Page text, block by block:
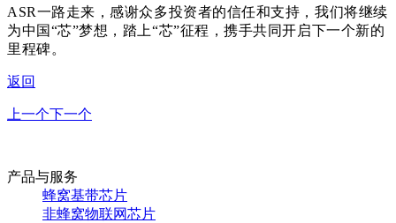
ASR一路走来，感谢众多投资者的信任和支持，我们将继续
为中国“芯”梦想，踏上“芯”征程，携手共同开启下一个新的
里程碑。
返回
上一个下一个
产品与服务
蜂窝基带芯片
非蜂窝物联网芯片